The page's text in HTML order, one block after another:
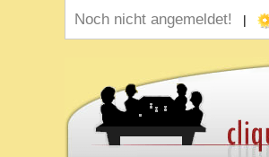
Noch nicht angemeldet! |